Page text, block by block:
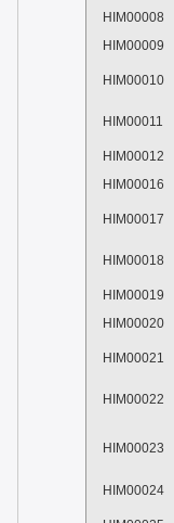
HIM00008
HIM00009
HIM00010
HIM00011
HIM00012
HIM00016
HIM00017
HIM00018
HIM00019
HIM00020
HIM00021
HIM00022
HIM00023
HIM00024